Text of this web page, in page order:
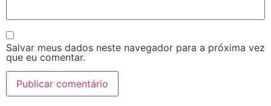
Salvar meus dados neste navegador para a próxima vez
que eu comentar.